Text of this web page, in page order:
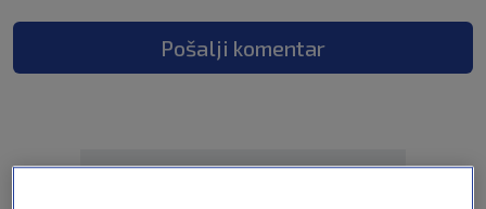
Pošalji komentar